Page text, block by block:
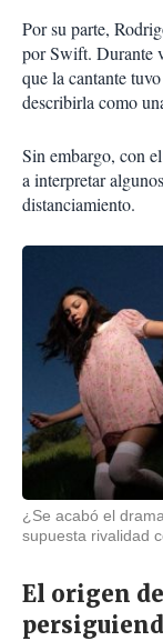
Por su parte,
por Swift. Durante
que la cantante
describirla como
Sin embargo, con
a interpretar
distanciamiento.
¿Se acabó el
supuesta rivalidad
El origen